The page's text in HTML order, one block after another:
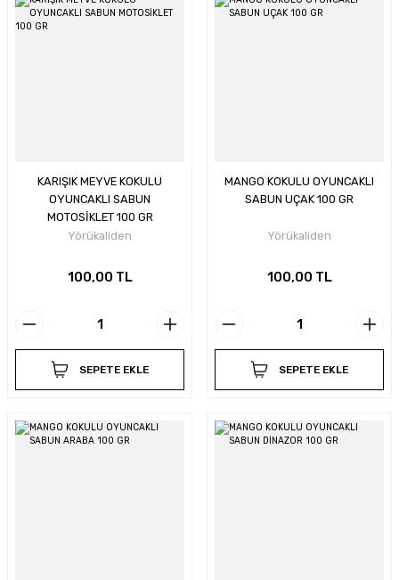
KARIŞIK MEYVE KOKULU
OYUNCAKLI SABUN
MOTOSİKLET 100 GR
Yörükaliden
100,00 TL
SEPETE EKLE
MANGO KOKULU OYUNCAKLI
SABUN UÇAK 100 GR
Yörükaliden
100,00 TL
SEPETE EKLE